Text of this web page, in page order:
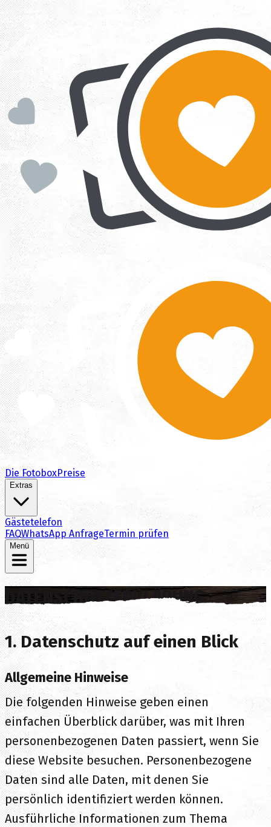
Die FotoboxPreise
Extras
Gästetelefon
FAQWhatsApp AnfrageTermin prüfen
Menü
DATENSCHUTZERKLÄRUNG
1. Datenschutz auf einen Blick
Allgemeine Hinweise
Die folgenden Hinweise geben einen
einfachen Überblick darüber, was mit Ihren
personenbezogenen Daten passiert, wenn Sie
diese Website besuchen. Personenbezogene
Daten sind alle Daten, mit denen Sie
persönlich identifiziert werden können.
Ausführliche Informationen zum Thema